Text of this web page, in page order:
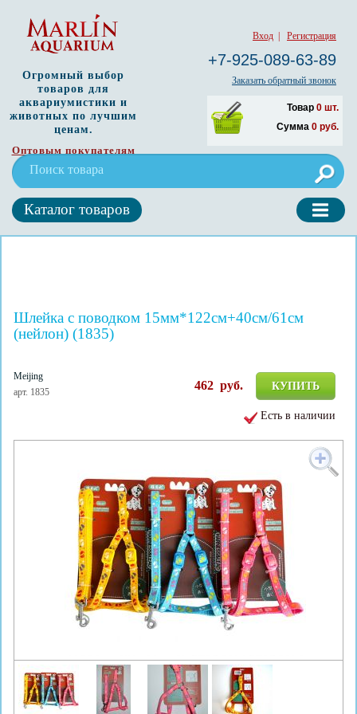
Вход Регистрация
+7-925-089-63-89
Заказать обратный звонок
Товар 0 шт.
Сумма 0 руб.
Огромный выбор
товаров для
аквариумистики и
животных по лучшим
ценам.
Оптовым покупателям
Каталог товаров
Шлейка с поводком 15мм*122см+40см/61см
(нейлон) (1835)
Meijing
арт. 1835
КУПИТЬ
462 руб.
Есть в наличии